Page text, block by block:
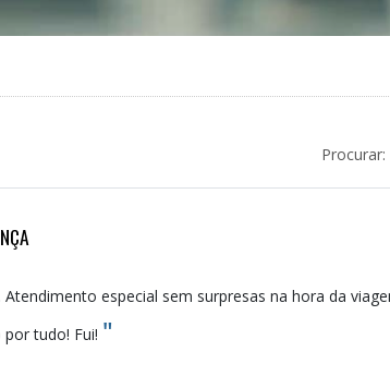
Procurar:
especial sem surpresas na hora da
tudo! Fui! "